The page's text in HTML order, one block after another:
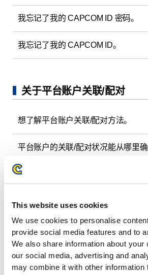
This website uses cookies
We use cookies to personalise
provide social media features and to
We also share information about your
our social media, advertising and
may combine it with other information
我忘记了我的 CAPCOM ID 密码。
我忘记了我的 CAPCOM ID。
关于平台账户关联/配对
想了解平台账户关联/配对方法。
平台账户的关联/配对状况能从哪里确
已关联/配对的平台账户能从哪里解除
能解除与平台账户的关联/配对，并与
对一个“CAPCOM ID”，能以多个平台